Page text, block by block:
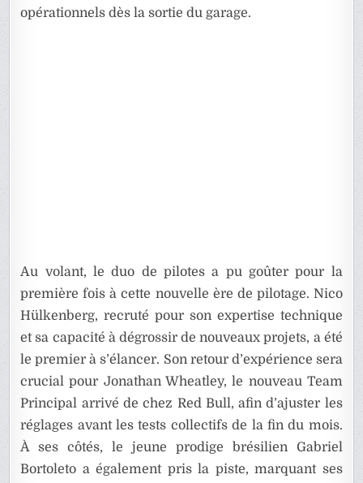
opérationnels dès la sortie du garage.
Au volant, le duo de pilotes a pu goûter pour la
première fois à cette nouvelle ère de pilotage. Nico
Hülkenberg, recruté pour son expertise technique
et sa capacité à dégrossir de nouveaux projets, a été
le premier à s’élancer. Son retour d’expérience sera
crucial pour Jonathan Wheatley, le nouveau Team
Principal arrivé de chez Red Bull, afin d’ajuster les
réglages avant les tests collectifs de la fin du mois.
À ses côtés, le jeune prodige brésilien Gabriel
Bortoleto a également pris la piste, marquant ses